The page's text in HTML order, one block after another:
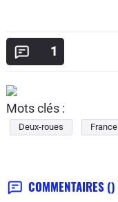
1
Mots clés :
Deux-roues France
COMMENTAIRES ()